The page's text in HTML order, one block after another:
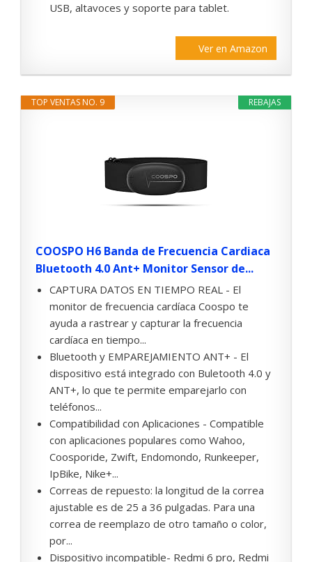
USB, altavoces y soporte para tablet.
Ver en Amazon
REBAJAS
TOP VENTAS NO. 9
COOSPO H6 Banda de Frecuencia Cardiaca
Bluetooth 4.0 Ant+ Monitor Sensor de...
CAPTURA DATOS EN TIEMPO REAL - El
monitor de frecuencia cardíaca Coospo te
ayuda a rastrear y capturar la frecuencia
cardíaca en tiempo...
Bluetooth y EMPAREJAMIENTO ANT+ - El
dispositivo está integrado con Buletooth 4.0 y
ANT+, lo que te permite emparejarlo con
teléfonos...
Compatibilidad con Aplicaciones - Compatible
con aplicaciones populares como Wahoo,
Coosporide, Zwift, Endomondo, Runkeeper,
IpBike, Nike+...
Correas de repuesto: la longitud de la correa
ajustable es de 25 a 36 pulgadas. Para una
correa de reemplazo de otro tamaño o color,
por...
Dispositivo incompatible- Redmi 6 pro, Redmi